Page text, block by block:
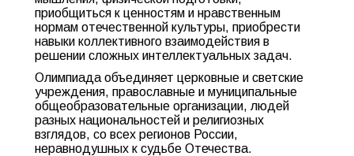
приобщиться к ценностям и нравственным
нормам отечественной культуры, приобрести
навыки коллективного взаимодействия в
решении сложных интеллектуальных задач.
Олимпиада объединяет церковные и светские
учреждения, православные и муниципальные
общеобразовательные организации, людей
разных национальностей и религиозных
взглядов, со всех регионов России,
неравнодушных к судьбе Отечества.